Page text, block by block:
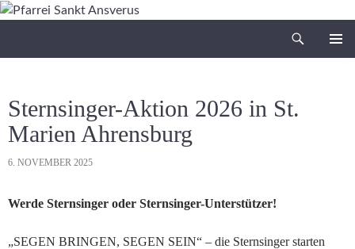
Zum
Sternsinger-Aktion 2026 in St.
Marien Ahrensburg
6. NOVEMBER 2025
Werde Sternsinger oder Sternsinger-Unterstützer!
„SEGEN BRINGEN, SEGEN SEIN“ – die Sternsinger starten